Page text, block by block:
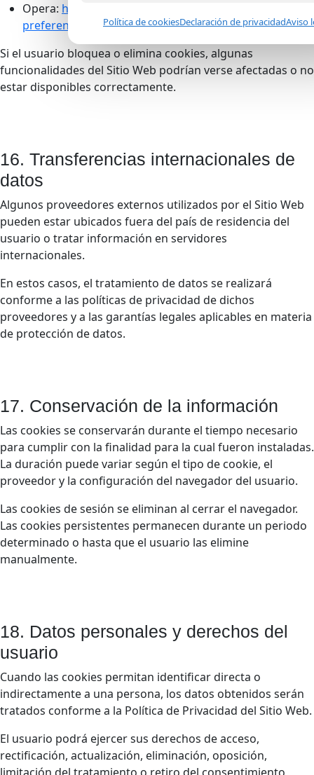
Opera: https://help.opera.com/es/latest/web-
preferences/
Si el usuario bloquea o elimina cookies, algunas
funcionalidades del Sitio Web podrían verse afectadas o no
estar disponibles correctamente.
16. Transferencias internacionales de
datos
Algunos proveedores externos utilizados por el Sitio Web
pueden estar ubicados fuera del país de residencia del
usuario o tratar información en servidores
internacionales.
En estos casos, el tratamiento de datos se realizará
conforme a las políticas de privacidad de dichos
proveedores y a las garantías legales aplicables en materia
de protección de datos.
17. Conservación de la información
Las cookies se conservarán durante el tiempo necesario
para cumplir con la finalidad para la cual fueron instaladas.
La duración puede variar según el tipo de cookie, el
proveedor y la configuración del navegador del usuario.
Las cookies de sesión se eliminan al cerrar el navegador.
Las cookies persistentes permanecen durante un periodo
determinado o hasta que el usuario las elimine
manualmente.
18. Datos personales y derechos del
usuario
Cuando las cookies permitan identificar directa o
indirectamente a una persona, los datos obtenidos serán
tratados conforme a la Política de Privacidad del Sitio Web.
El usuario podrá ejercer sus derechos de acceso,
rectificación, actualización, eliminación, oposición,
Política de cookiesDeclaración de privacidadAviso